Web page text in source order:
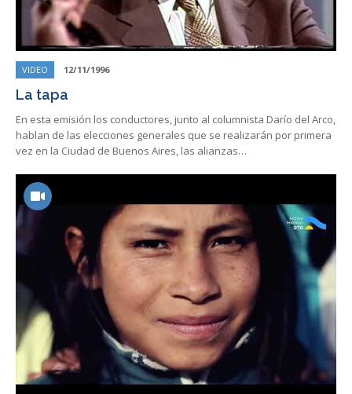
VIDEO 12/11/1996
La tapa
En esta emisión los conductores, junto al columnista Darío del Arco,
hablan de las elecciones generales que se realizarán por primera
vez en la Ciudad de Buenos Aires, las alianzas…